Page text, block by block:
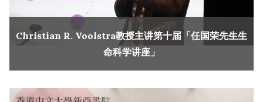
Christian R. Voolstra教授主讲第十届「任国荣先生生
命科学讲座」